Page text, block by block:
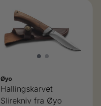
Øyo
Hallingskarvet
Slirekniv fra Øyo